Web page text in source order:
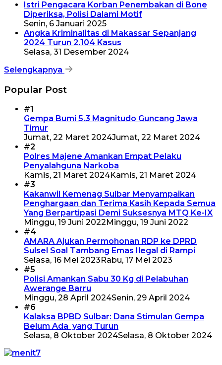
Istri Pengacara Korban Penembakan di Bone
Diperiksa, Polisi Dalami Motif
Senin, 6 Januari 2025
Angka Kriminalitas di Makassar Sepanjang
2024 Turun 2.104 Kasus
Selasa, 31 Desember 2024
Selengkapnya
Popular Post
#1
Gempa Bumi 5.3 Magnitudo Guncang Jawa
Timur
Jumat, 22 Maret 2024Jumat, 22 Maret 2024
#2
Polres Majene Amankan Empat Pelaku
Penyalahguna Narkoba
Kamis, 21 Maret 2024Kamis, 21 Maret 2024
#3
Kakanwil Kemenag Sulbar Menyampaikan
Penghargaan dan Terima Kasih Kepada Semua
Yang Berpartipasi Demi Suksesnya MTQ Ke-IX
Minggu, 19 Juni 2022 Minggu, 19 Juni 2022
#4
AMARA Ajukan Permohonan RDP ke DPRD
Sulsel Soal Tambang Emas Ilegal di Rampi
Selasa, 16 Mei 2023 Rabu, 17 Mei 2023
#5
Polisi Amankan Sabu 30 Kg di Pelabuhan
Awerange Barru
Minggu, 28 April 2024Senin, 29 April 2024
#6
Kalaksa BPBD Sulbar: Dana Stimulan Gempa
Belum Ada yang Turun
Selasa, 8 Oktober 2024Selasa, 8 Oktober 2024